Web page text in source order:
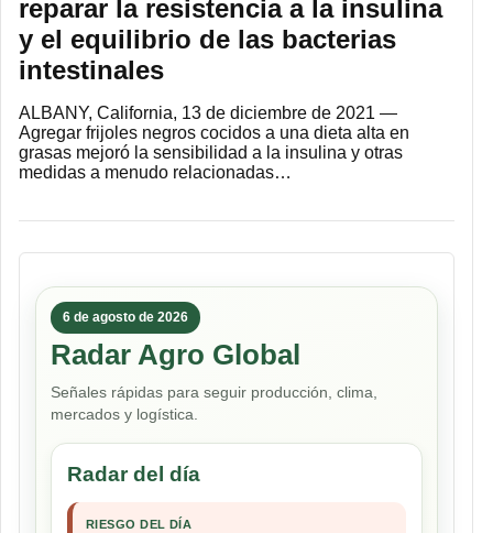
reparar la resistencia a la insulina
y el equilibrio de las bacterias
intestinales
ALBANY, California, 13 de diciembre de 2021 —
Agregar frijoles negros cocidos a una dieta alta en
grasas mejoró la sensibilidad a la insulina y otras
medidas a menudo relacionadas…
6 de agosto de 2026
Radar Agro Global
Señales rápidas para seguir producción, clima,
mercados y logística.
Radar del día
RIESGO DEL DÍA